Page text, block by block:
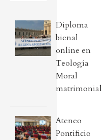
Diploma
bienal
online en
Teología
Moral
matrimonial
Ateneo
Pontificio